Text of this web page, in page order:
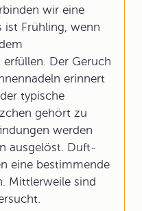
wir eine
ist Frühling, wenn
Der Geruch
erinnert
typische
gehört zu
werden
ausgelöst. Duft-
eine bestimmende
Mittlerweile sind